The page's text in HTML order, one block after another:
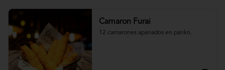
Camaron Furai
12 camarones apanados en panko.